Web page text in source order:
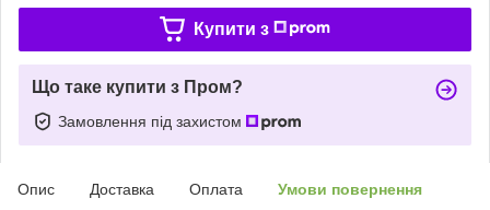
Купити з
Що таке купити з Пром?
Замовлення під захистом
Опис Доставка Оплата Умови повернення